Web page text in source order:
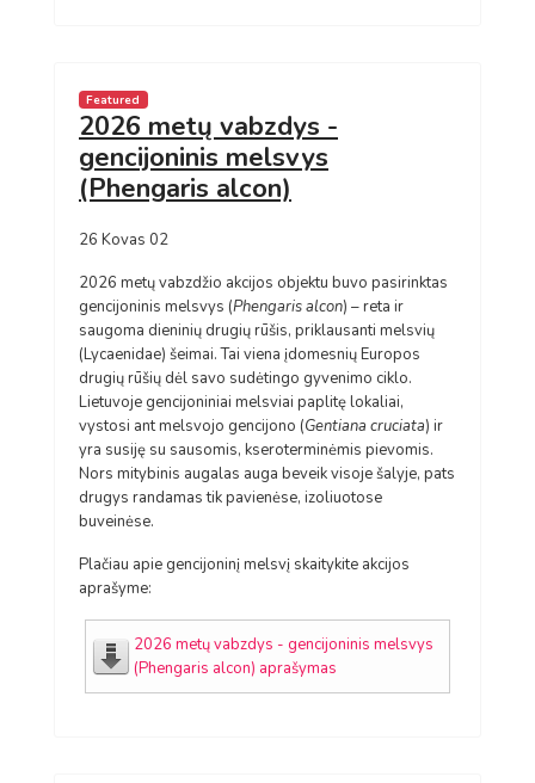
Featured
2026 metų vabzdys -
gencijoninis melsvys
(Phengaris alcon)
26 Kovas 02
2026 metų vabzdžio akcijos objektu buvo pasirinktas
gencijoninis melsvys (Phengaris alcon) – reta ir
saugoma dieninių drugių rūšis, priklausanti melsvių
(Lycaenidae) šeimai. Tai viena įdomesnių Europos
drugių rūšių dėl savo sudėtingo gyvenimo ciklo.
Lietuvoje gencijoniniai melsviai paplitę lokaliai,
vystosi ant melsvojo gencijono (Gentiana cruciata) ir
yra susiję su sausomis, kseroterminėmis pievomis.
Nors mitybinis augalas auga beveik visoje šalyje, pats
drugys randamas tik pavienėse, izoliuotose
buveinėse.
Plačiau apie gencijoninį melsvį skaitykite akcijos
aprašyme:
2026 metų vabzdys - gencijoninis melsvys
(Phengaris alcon) aprašymas